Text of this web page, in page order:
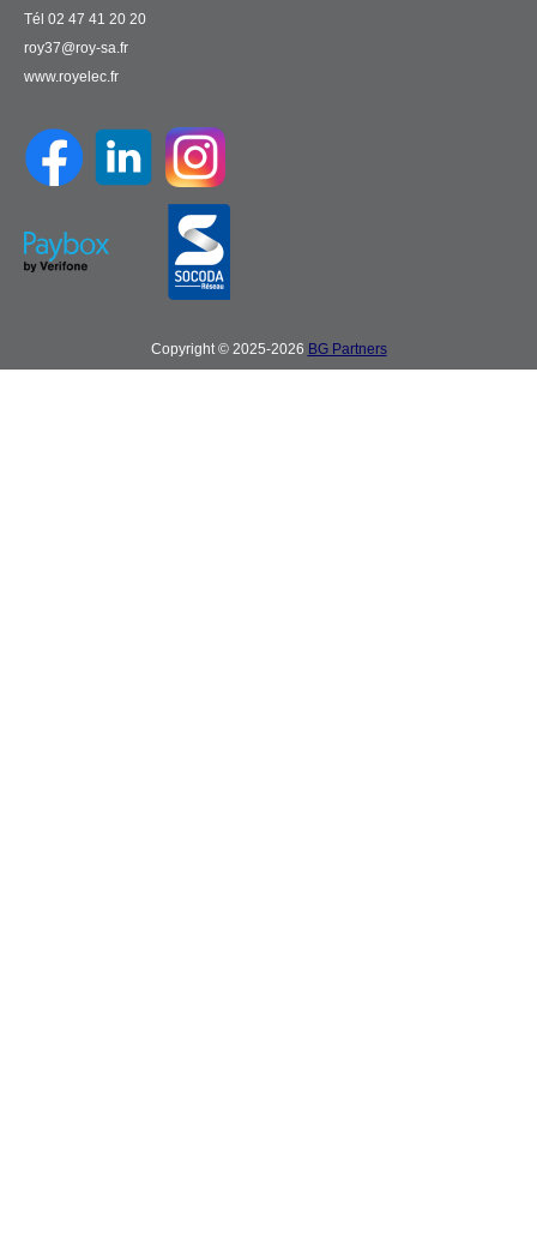
Tél 02 47 41 20 20
roy37@roy-sa.fr
www.royelec.fr
Copyright © 2025-2026 BG Partners